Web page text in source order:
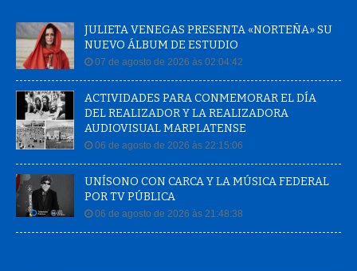
JULIETA VENEGAS PRESENTA «NORTEÑA» SU
NUEVO ÁLBUM DE ESTUDIO
07 de agosto de 2026 às 02:04:42
ACTIVIDADES PARA CONMEMORAR EL DÍA
DEL REALIZADOR Y LA REALIZADORA
AUDIOVISUAL MARPLATENSE
06 de agosto de 2026 às 22:15:06
UNÍSONO CON CARCA Y LA MÚSICA FEDERAL
POR TV PÚBLICA
06 de agosto de 2026 às 21:48:38